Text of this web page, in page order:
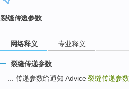
裂缝传递参数
网络释义 专业释义
裂缝传递参数
... 传递参数给通知 Advice 裂缝传递参数